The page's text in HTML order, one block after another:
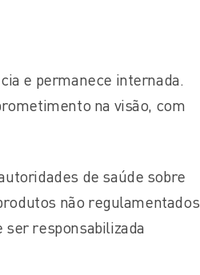
e permanece internada.
na visão, com
de saúde sobre
não regulamentados
responsabilizada